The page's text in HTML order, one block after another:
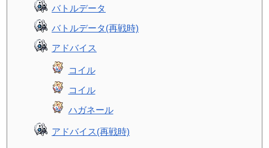
バトルデータ
バトルデータ(再戦時)
アドバイス
コイル
コイル
ハガネール
アドバイス(再戦時)